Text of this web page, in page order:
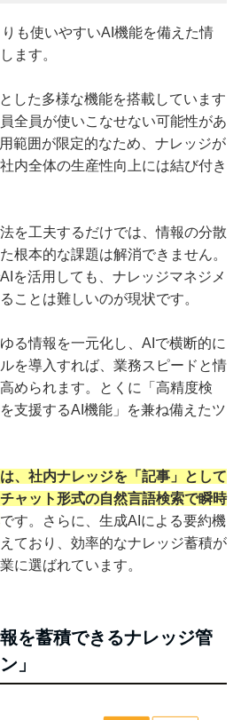
も使いやすいAI機能を備えた情
ます。
した多様な機能を搭載しています
全員が使いこなせない可能性があ
範囲が限定的なため、ナレッジが
内全体の生産性向上には結び付き
を工夫するだけでは、情報の分散
根本的な課題は解消できません。
を活用しても、ナレッジマネジメ
ことは難しいのが現状です。
る情報を一元化し、AIで横断的に
を導入すれば、業務スピードと情
められます。とくに「高精度検
支援するAI機能」を兼ね備えたツ
は、社内ナレッジを「記事」として
ャット形式の自然言語検索で瞬時
です。さらに、生成AIによる要約機
ており、効率的なナレッジ蓄積が
に選ばれています。
を蓄積できるナレッジ管
」